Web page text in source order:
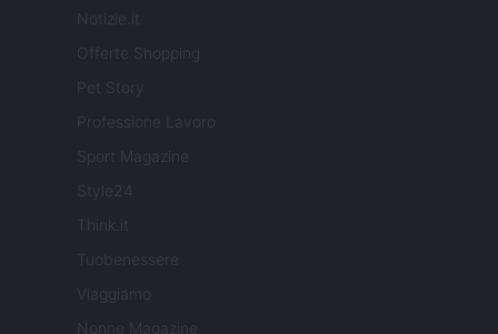
Notizie.it
Offerte Shopping
Pet Story
Professione Lavoro
Sport Magazine
Style24
Think.it
Tuobenessere
Viaggiamo
Nonne Magazine